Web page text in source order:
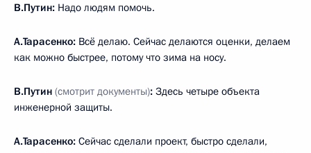
В.Путин: Надо людям помочь.
А.Тарасенко: Всё делаю. Сейчас делаются оценки, делаем
как можно быстрее, потому что зима на носу.
В.Путин (смотрит документы): Здесь четыре объекта
инженерной защиты.
А.Тарасенко: Сейчас сделали проект, быстро сделали,